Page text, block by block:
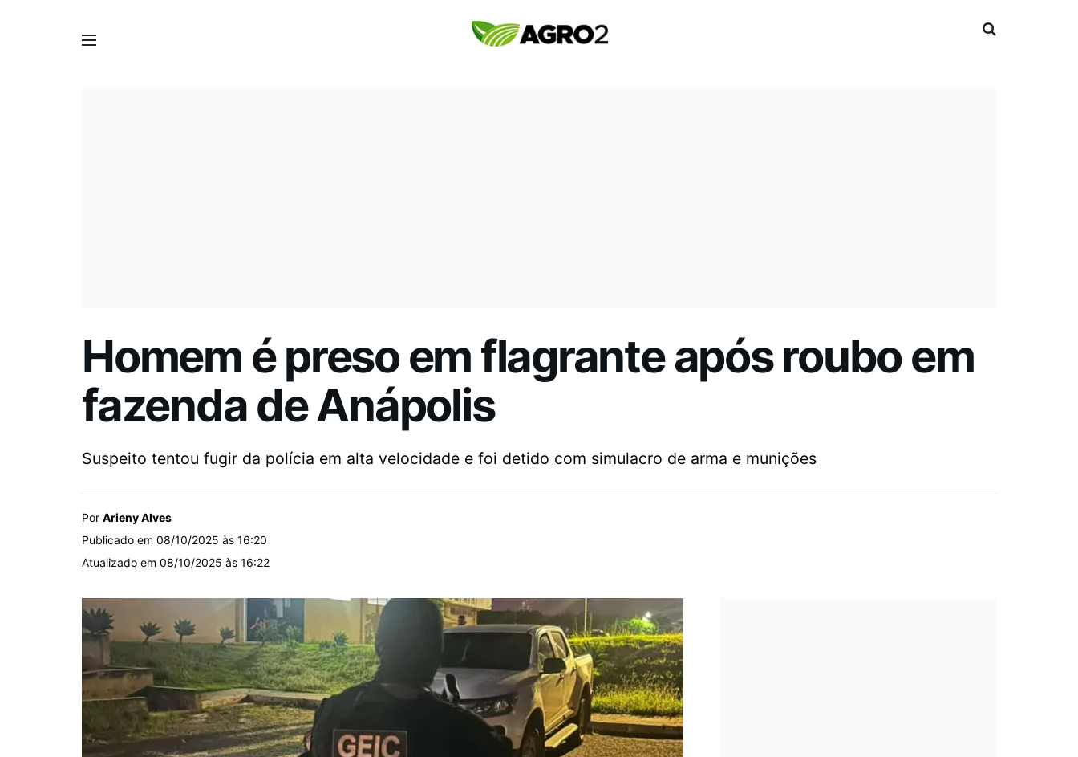
Homem é preso em flagrante após roubo em
fazenda de Anápolis
Suspeito tentou fugir da polícia em alta velocidade e foi detido com simulacro de arma e munições
Por Arieny Alves
Publicado em 08/10/2025 às 16:20
Atualizado em 08/10/2025 às 16:22